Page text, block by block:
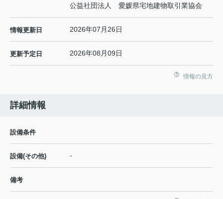
公益社団法人 愛媛県宅地建物取引業協会
情報更新日 2026年07月26日
更新予定日 2026年08月09日
情報の見方
詳細情報
設備条件
設備(その他) -
備考